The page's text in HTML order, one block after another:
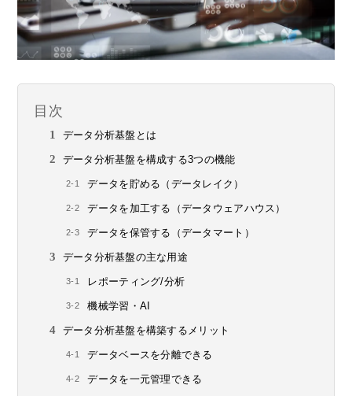
目次
データ分析基盤とは
データ分析基盤を構成する3つの機能
データを貯める（データレイク）
データを加工する（データウェアハウス）
データを保管する（データマート）
データ分析基盤の主な用途
レポーティング/分析
機械学習・AI
データ分析基盤を構築するメリット
データベースを分離できる
データを一元管理できる